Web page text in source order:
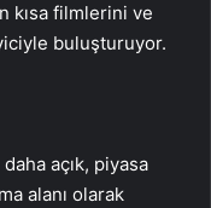
kısa filmlerini ve
buluşturuyor.
açık, piyasa
alanı olarak